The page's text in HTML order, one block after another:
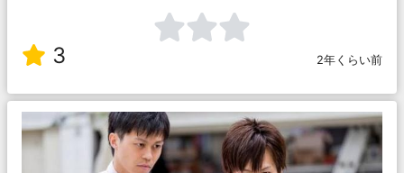
3 2年くらい前